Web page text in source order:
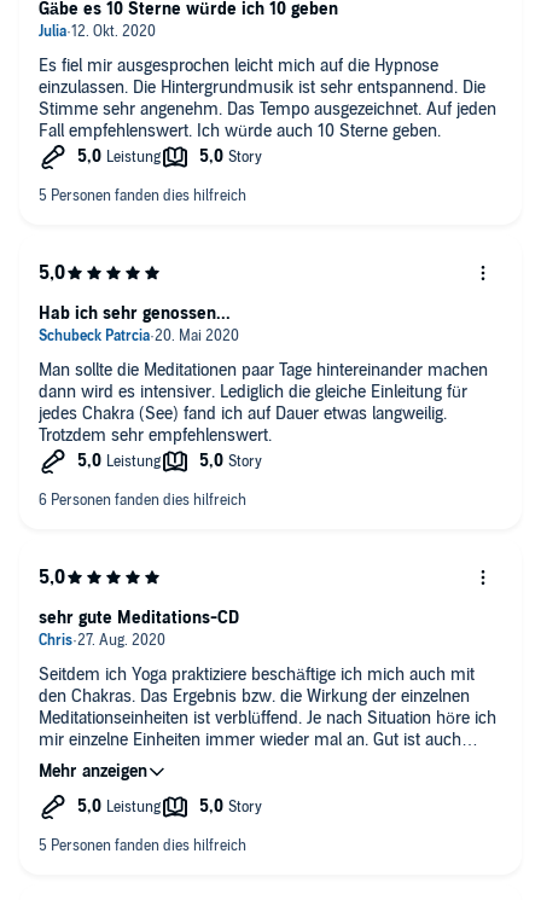
Es fiel mir ausgesprochen leicht mich auf die Hypnose
einzulassen. Die Hintergrundmusik ist sehr entspannend. Die
Stimme sehr angenehm. Das Tempo ausgezeichnet. Auf jeden
Fall empfehlenswert. Ich würde auch 10 Sterne geben.
Gäbe es 10 Sterne würde ich 10 geben
Man sollte die Meditationen paar Tage hintereinander machen
dann wird es intensiver. Lediglich die gleiche Einleitung für
jedes Chakra (See) fand ich auf Dauer etwas langweilig.
Trotzdem sehr empfehlenswert.
Hab ich sehr genossen...
Seitdem ich Yoga praktiziere beschäftige ich mich auch mit
den Chakras. Das Ergebnis bzw. die Wirkung der einzelnen
Meditationseinheiten ist verblüffend. Je nach Situation höre ich
mir einzelne Einheiten immer wieder mal an. Gut ist auch
zusammenfassendende Abschlussmeditation, die von einen
Mann gesprochen wird und in Richtung Body Scan geht. Sie
rundet die CD sehr schön ab. Vielen Dank dafür!
sehr gute Meditations-CD